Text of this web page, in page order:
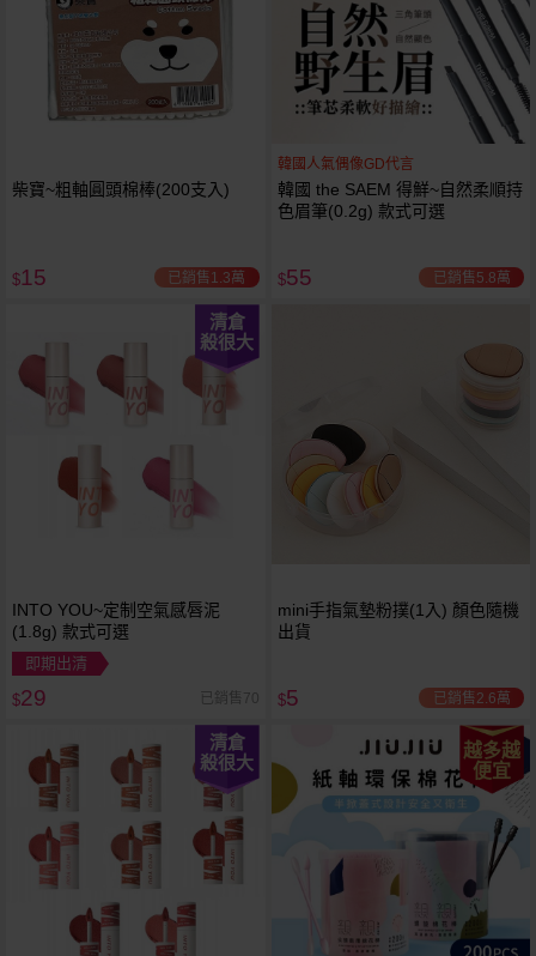
柴寶~粗軸圓頭棉棒(200支入)
$15 已銷售1.3萬
韓國人氣偶像GD代言
韓國 the SAEM 得鮮~自然柔順持
色眉筆(0.2g) 款式可選
$55 已銷售5.8萬
清倉
殺很大
INTO YOU~定制空氣感唇泥
(1.8g) 款式可選
即期出清
$29 已銷售70
mini手指氣墊粉撲(1入) 顏色隨機
出貨
$5 已銷售2.6萬
清倉
殺很大
越多越
便宜